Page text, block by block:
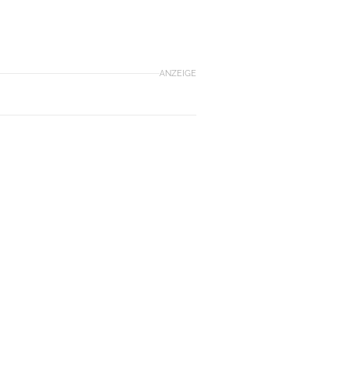
ANZEIGE